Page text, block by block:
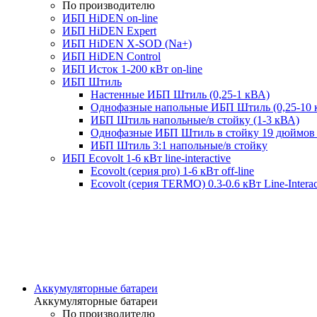
По производителю
ИБП HiDEN on-line
ИБП HiDEN Expert
ИБП HiDEN X-SOD (Na+)
ИБП HiDEN Control
ИБП Исток 1-200 кВт on-line
ИБП Штиль
Настенные ИБП Штиль (0,25-1 кВА)
Однофазные напольные ИБП Штиль (0,25-10
ИБП Штиль напольные/в стойку (1-3 кВА)
Однофазные ИБП Штиль в стойку 19
ИБП Штиль 3:1 напольные/в стойку
ИБП Ecovolt 1-6 кВт line-interactive
Ecovolt (серия pro) 1-6 кВт off-line
Ecovolt (серия TERMO) 0.3-0.6 кВт Line-
Аккумуляторные батареи
Аккумуляторные батареи
По производителю